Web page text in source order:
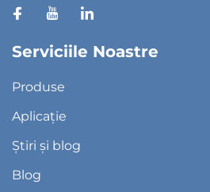
Serviciile Noastre
Produse
Aplicație
Știri și blog
Blog